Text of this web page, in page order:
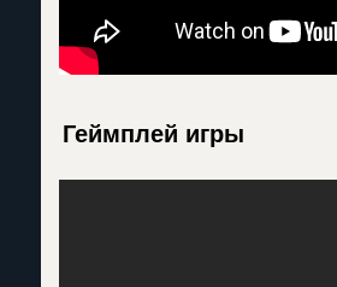
Геймплей игры